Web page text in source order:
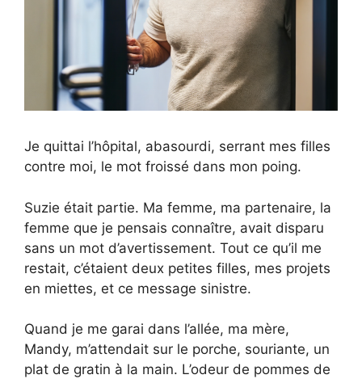
Je quittai l’hôpital, abasourdi, serrant mes filles
contre moi, le mot froissé dans mon poing.
Suzie était partie. Ma femme, ma partenaire, la
femme que je pensais connaître, avait disparu
sans un mot d’avertissement. Tout ce qu’il me
restait, c’étaient deux petites filles, mes projets
en miettes, et ce message sinistre.
Quand je me garai dans l’allée, ma mère,
Mandy, m’attendait sur le porche, souriante, un
plat de gratin à la main. L’odeur de pommes de